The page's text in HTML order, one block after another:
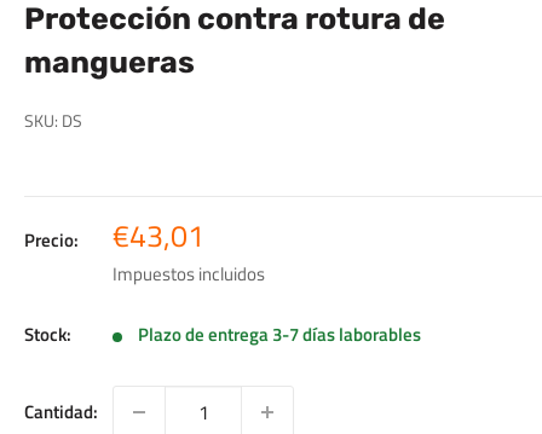
Protección contra rotura de
mangueras
SKU: DS
Precio: Precio
de
venta
€43,01
Impuestos incluidos
Stock: Plazo de entrega 3-7 días laborables
Cantidad: